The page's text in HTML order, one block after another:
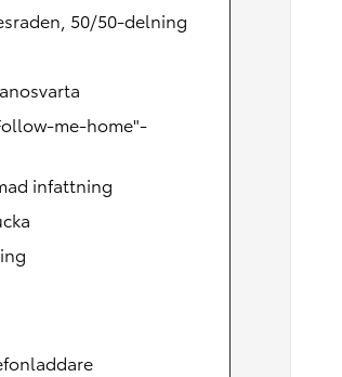
50/50-delning
me-home"-
infattning